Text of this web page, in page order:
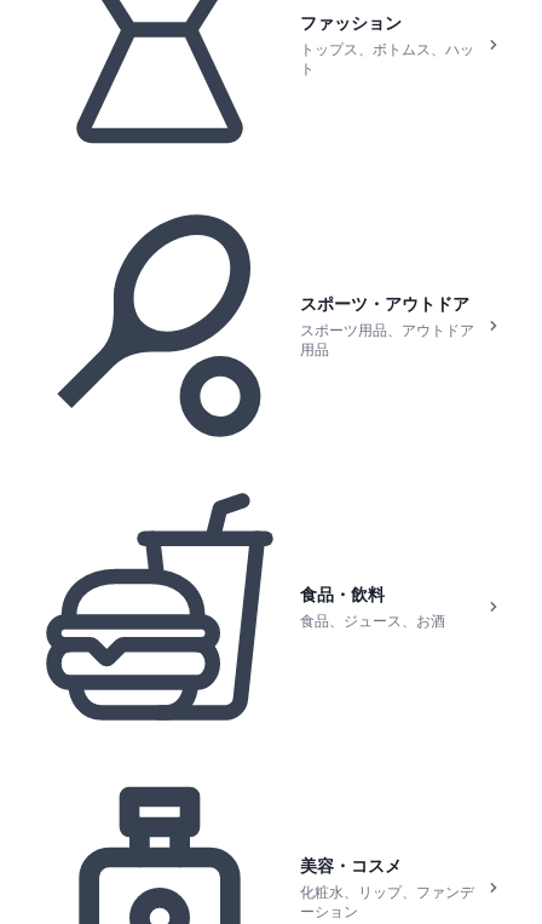
ファッション
トップス、ボトムス、ハッ
ト
スポーツ・アウトドア
スポーツ用品、アウトドア
用品
食品・飲料
食品、ジュース、お酒
美容・コスメ
化粧水、リップ、ファンデ
ーション